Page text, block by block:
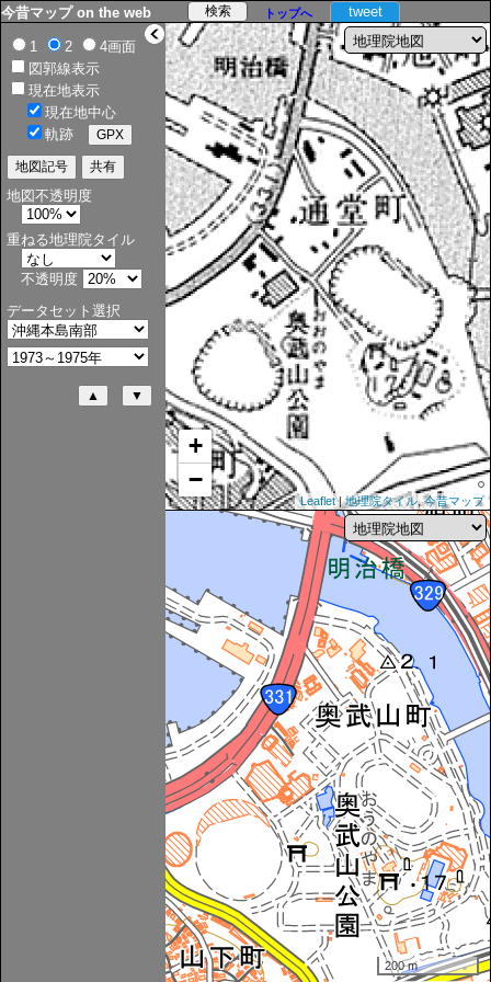
> tweet
今昔マップ on the web トップへ
+
−
Leaflet|地理院タイル,今昔マップ
200 m
1 2
4画面
図郭線表示
現在地表示
現在地中心
軌跡
地図不透明度
重ねる地理院タイル
不透明度
データセット選択